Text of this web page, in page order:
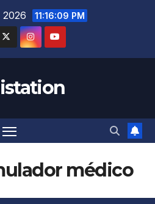
2026 11:16:09 PM
médico